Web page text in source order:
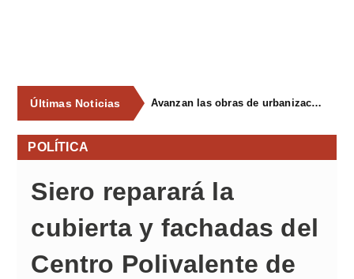
Últimas Noticias Avanzan las obras de urbanización del parque de La Reconquista, en los terrenos del antiguo matadero de Pola de Siero
POLÍTICA
Siero reparará la
cubierta y fachadas del
Centro Polivalente de